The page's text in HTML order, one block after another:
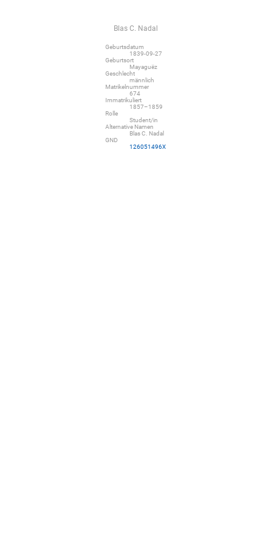
Blas C. Nadal
Geburtsdatum
1839-09-27
Geburtsort
Mayaguëz
Geschlecht
männlich
Matrikelnummer
674
Immatrikuliert
1857–1859
Rolle
Student/in
Alternative Namen
Blas C. Nadal
GND
126051496X